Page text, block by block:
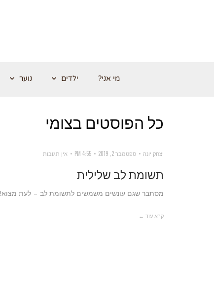
מי אני? ילדים נוער
כל הפוסטים בצומי
יצחק יונה ספטמבר 2, 2019 4:55 PM אין תגובות
תשומת לב שלילית
מסתבר שגם עונשים משמשים לתשומת לב – לעת מצוא!
קרא עוד ←